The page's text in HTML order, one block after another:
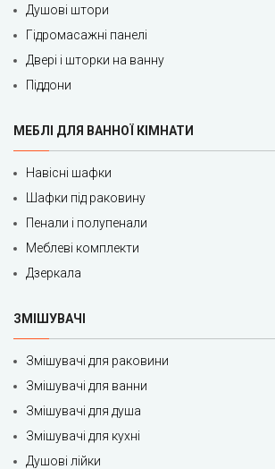
Душові штори
Гідромасажні панелі
Двері і шторки на ванну
Піддони
МЕБЛІ ДЛЯ ВАННОЇ КІМНАТИ
Навісні шафки
Шафки під раковину
Пенали і полупенали
Меблеві комплекти
Дзеркала
ЗМІШУВАЧІ
Змішувачі для раковини
Змішувачі для ванни
Змішувачі для душа
Змішувачі для кухні
Душові лійки